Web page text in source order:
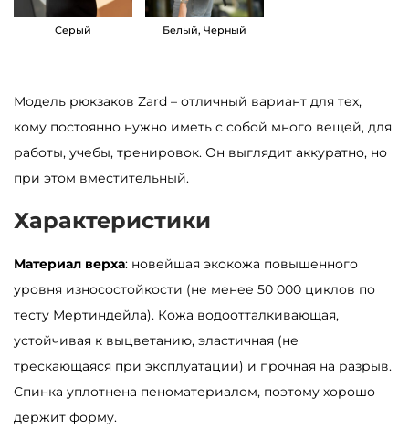
S
b
a
g
Z
r
Серый Белый, Черный
Модель рюкзаков Zard – отличный вариант для тех,
кому постоянно нужно иметь с собой много вещей, для
работы, учебы, тренировок. Он выглядит аккуратно, но
при этом вместительный.
Характеристики
Материал верха: новейшая экокожа повышенного
уровня износостойкости (не менее 50 000 циклов по
тесту Мертиндейла). Кожа водоотталкивающая,
устойчивая к выцветанию, эластичная (не
трескающаяся при эксплуатации) и прочная на разрыв.
Спинка уплотнена пеноматериалом, поэтому хорошо
держит форму.